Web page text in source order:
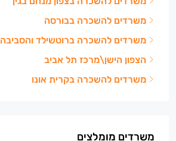
משרדים להשכרה בבורסה
משרדים להשכרה ברוטשילד והסביבה
הצפון הישן\מרכז תל אביב
משרדים להשכרה בקרית אונו
משרדים מומלצים